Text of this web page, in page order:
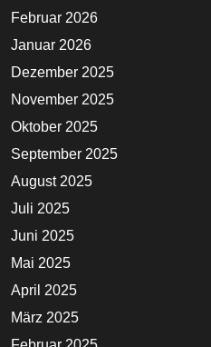
Februar 2026
Januar 2026
Dezember 2025
November 2025
Oktober 2025
September 2025
August 2025
Juli 2025
Juni 2025
Mai 2025
April 2025
März 2025